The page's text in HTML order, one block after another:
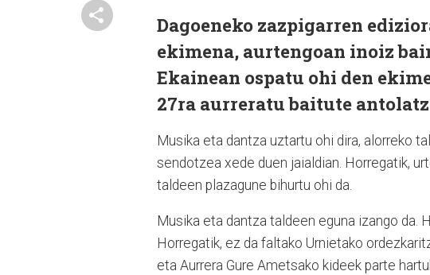
Dagoeneko zazpigarren
ekimena, aurtengoan inoiz
Ekainean ospatu ohi den
27ra aurreratu baitute
Musika eta dantza uztartu ohi dira, alorreko
sendotzea xede duen jaialdian. Horregatik,
taldeen plazagune bihurtu ohi da.
Musika eta dantza taldeen eguna izango da.
Horregatik, ez da faltako Urnietako
eta Aurrera Gure Ametsako kideek parte